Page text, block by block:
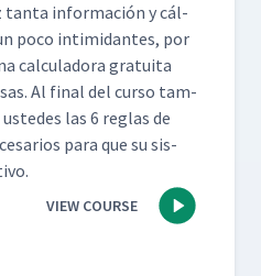
tan­ta infor­ma­ción y cál­
poco intim­i­dantes, por
cal­cu­lado­ra gra­tui­ta
Al final del cur­so tam­
las 6 reglas de
para que su sis­
VIEW COURSE